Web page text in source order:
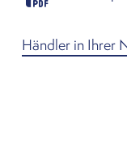
Händler in Ihrer